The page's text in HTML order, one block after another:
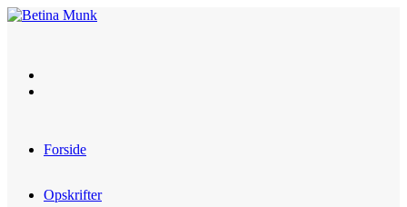
Skip
Forside
Opskrifter